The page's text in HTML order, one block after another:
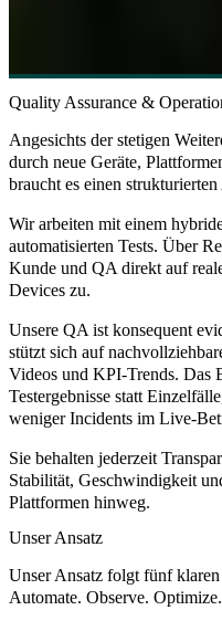
Quality Assurance &
Angesichts der stetigen
durch neue Geräte,
braucht es einen
Wir arbeiten mit einem
automatisierten Tests. Über
Kunde und QA direkt auf
Devices zu.
Unsere QA ist konsequent
stützt sich auf
Videos und KPI-Trends. Das
Testergebnisse statt
weniger Incidents im Live-
Sie behalten jederzeit
Stabilität, Geschwindigkeit
Plattformen hinweg.
Unser Ansatz
Unser Ansatz folgt fünf
Automate. Observe. Optimize.